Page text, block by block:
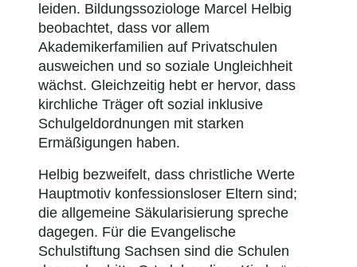
leiden. Bildungssoziologe Marcel Helbig
beobachtet, dass vor allem
Akademikerfamilien auf Privatschulen
ausweichen und so soziale Ungleichheit
wächst. Gleichzeitig hebt er hervor, dass
kirchliche Träger oft sozial inklusive
Schulgeldordnungen mit starken
Ermäßigungen haben.
Helbig bezweifelt, dass christliche Werte
Hauptmotiv konfessionsloser Eltern sind;
die allgemeine Säkularisierung spreche
dagegen. Für die Evangelische
Schulstiftung Sachsen sind die Schulen